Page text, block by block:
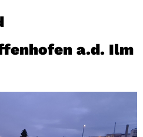
a.d. Ilm